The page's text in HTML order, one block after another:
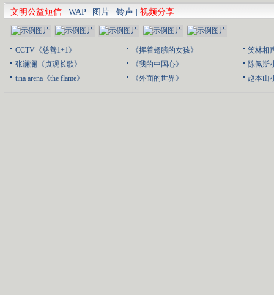
文明公益短信 | WAP| 图片 | 铃声 | 视频分享
CCTV《慈善1+1》
张澜澜《贞观长歌》
tina arena《the flame》
《挥着翅膀的女孩》
《我的中国心》
《外面的世界》
笑林相
陈佩斯
赵本山